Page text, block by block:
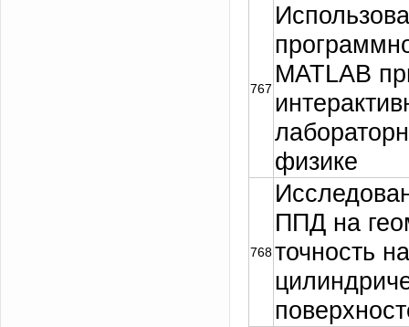
767
MATLAB
физике
768
ППД на
точность